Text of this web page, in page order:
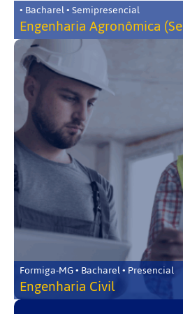
• Bacharel • Semipresencial
Engenharia Agronômica
Formiga-MG • Bacharel • Presencial
Engenharia Civil